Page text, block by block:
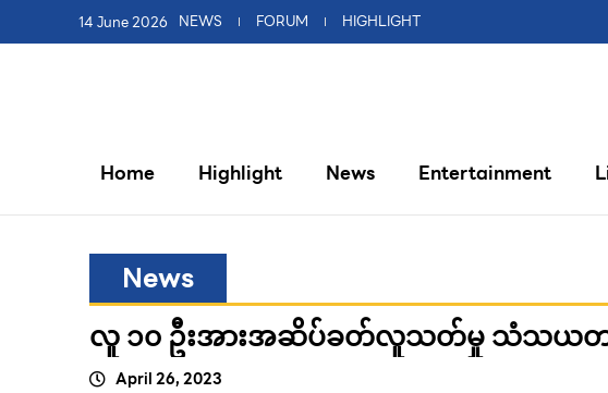
14 June 2026 NEWS FORUM HIGHLIGHT
Home Highlight News Entertainment
News
လူ ၁၀ ဦးအားအဆိပ်ခတ်လူသတ်မှု သံသယတရာ
April 26, 2023